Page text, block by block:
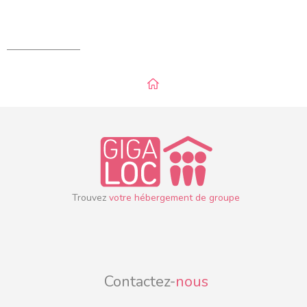
Trouvezvotre hébergement de groupe
Contactez-nous